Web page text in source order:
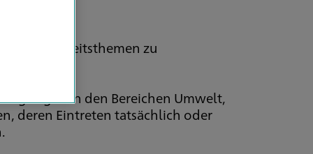
zu
in den Bereichen Umwelt,
deren Eintreten tatsächlich oder